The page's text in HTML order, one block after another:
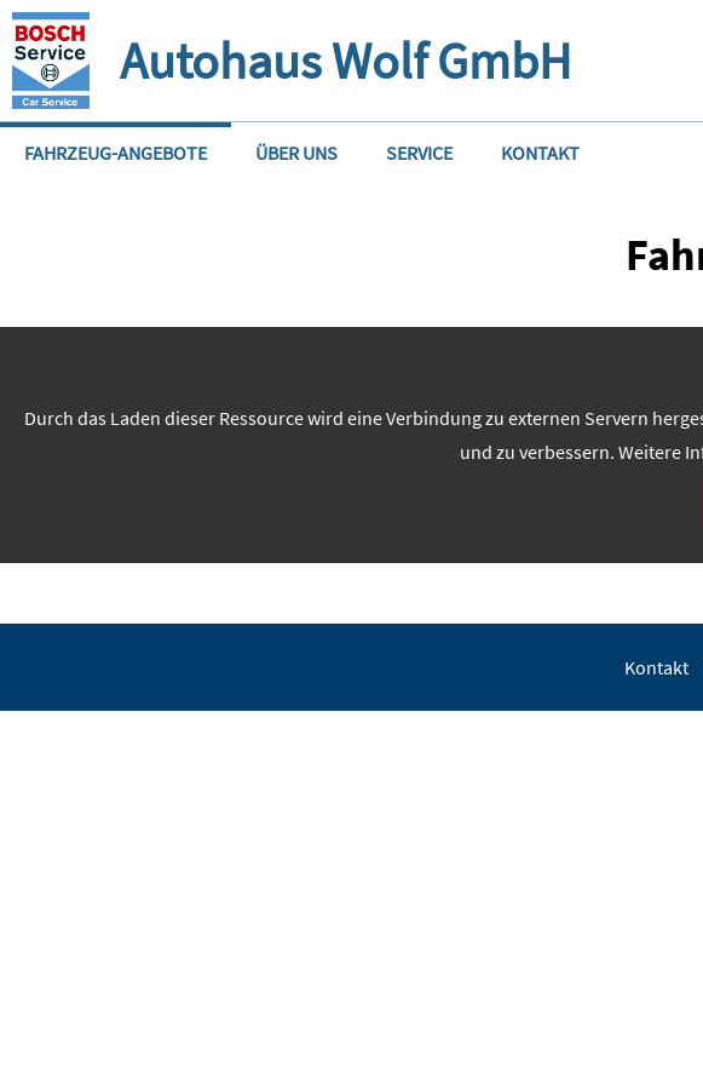
Autohaus Wolf GmbH
FAHRZEUG-ANGEBOTE ÜBER UNS SERVICE KONTAKT
Durch das Laden dieser Ressource wird eine Verbindung zu externen Servern
und zu verbessern. Weitere
Kontakt